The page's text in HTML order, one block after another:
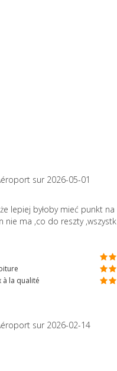
sur 2026-05-01
lepiej byłoby mieć punkt
ma ,co do reszty
à la qualité
sur 2026-02-14